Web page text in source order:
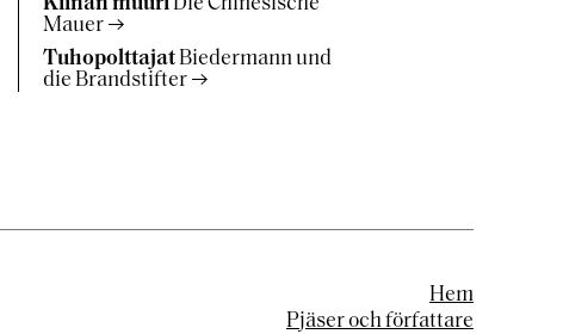
Mauer
Tuhopolttajat Biedermann und
die Brandstifter
Hem
Pjäser och författare